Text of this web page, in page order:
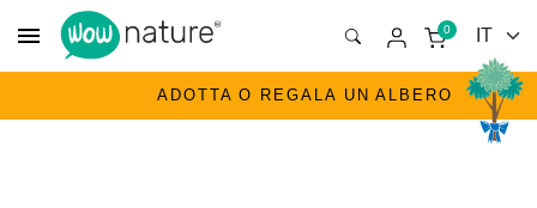
menu 0
ADOTTA O REGALA UN ALBERO